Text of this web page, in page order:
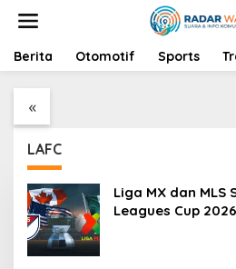
t
Berita Otomotif Sports
«
Myanmar vs Malaysia:
Dinamika Hubungan
Isu Terkini
LAFC
Liga MX dan MLS
Leagues Cup 2026